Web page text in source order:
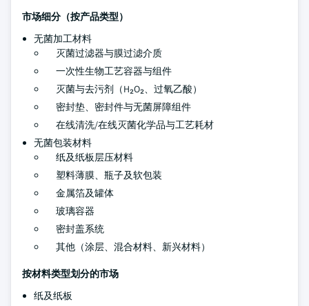
市场细分（按产品类型）
无菌加工材料
灭菌过滤器与膜过滤介质
一次性生物工艺容器与组件
灭菌与去污剂（H₂O₂、过氧乙酸）
密封垫、密封件与无菌屏障组件
在线清洗/在线灭菌化学品与工艺耗材
无菌包装材料
纸及纸板层压材料
塑料薄膜、瓶子及软包装
金属箔及罐体
玻璃容器
密封盖系统
其他（涂层、混合材料、新兴材料）
按材料类型划分的市场
纸及纸板